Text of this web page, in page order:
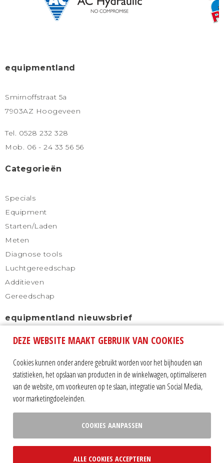
equipmentland
Smirnoffstraat 5a
7903AZ Hoogeveen
Tel. 0528 232 328
Mob. 06 - 24 33 56 56
Categorieën
Specials
Equipment
Starten/Laden
Meten
Diagnose tools
Luchtgereedschap
Additieven
Gereedschap
equipmentland nieuwsbrief
automatisch op de hoogte.
Volg ons op:
DEZE WEBSITE MAAKT GEBRUIK VAN COOKIES
Cookies kunnen onder andere gebruikt worden voor het bijhouden van
statistieken, het opslaan van producten in de winkelwagen, optimaliseren
van de website, om voorkeuren op te slaan, integratie van Social Media,
voor marketingdoeleinden.
COOKIES AANPASSEN
ALLE COOKIES ACCEPTEREN